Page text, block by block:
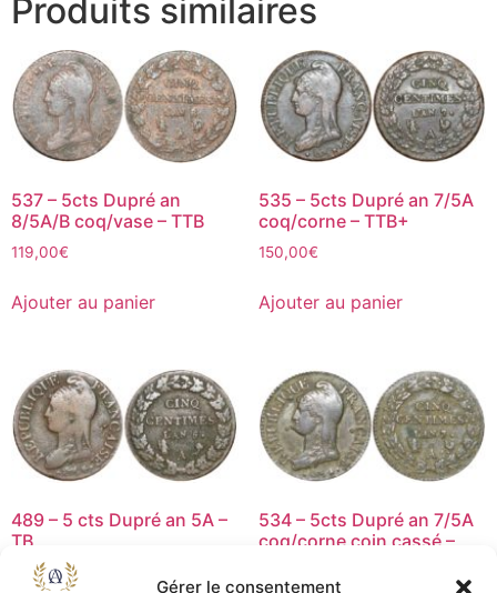
Gérer le consentement
Produits similaires
537 – 5cts Dupré an
8/5A/B coq/vase – TTB
119,00€
Ajouter au panier
535 – 5cts Dupré an 7/5A
coq/corne – TTB+
150,00€
Ajouter au panier
489 – 5 cts Dupré an 5A –
TB
15,00€
534 – 5cts Dupré an 7/5A
coq/corne coin cassé –